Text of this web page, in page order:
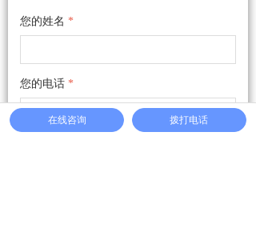
您的姓名 *
您的电话 *
在线咨询 拨打电话